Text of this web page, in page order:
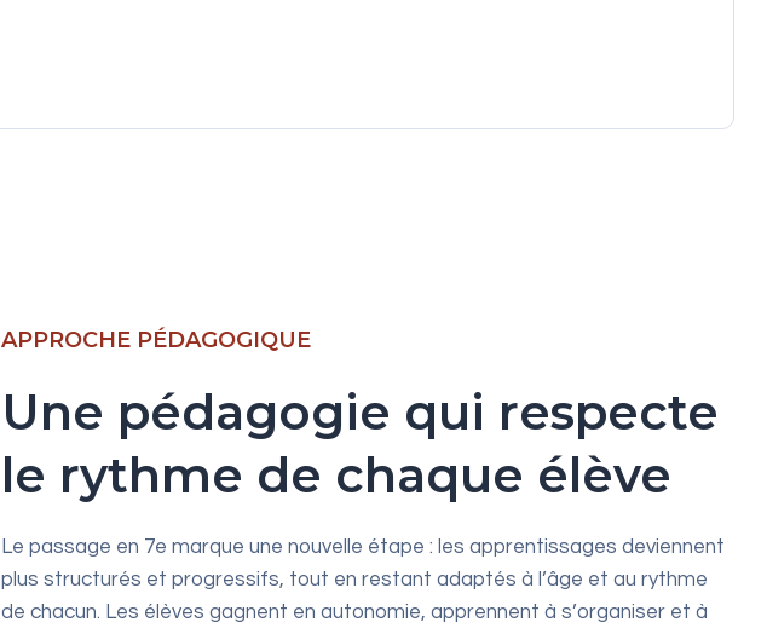
APPROCHE PÉDAGOGIQUE
Une pédagogie qui respecte
le rythme de chaque élève
Le passage en 7e marque une nouvelle étape : les apprentissages deviennent
plus structurés et progressifs, tout en restant adaptés à l’âge et au rythme
de chacun. Les élèves gagnent en autonomie, apprennent à s’organiser et à